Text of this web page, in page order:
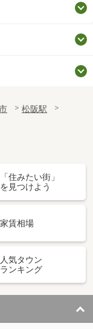
松阪駅
「住みたい街」
を見つけよう
家賃相場
人気タウン
ランキング